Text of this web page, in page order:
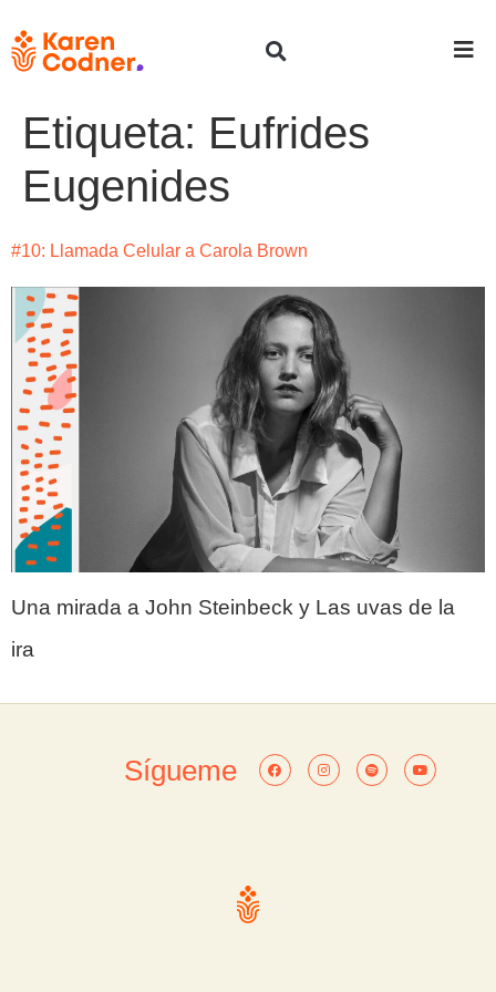
Etiqueta: Eufrides
Eugenides
#10: Llamada Celular a Carola Brown
Una mirada a John Steinbeck y Las uvas de la
ira
Sígueme